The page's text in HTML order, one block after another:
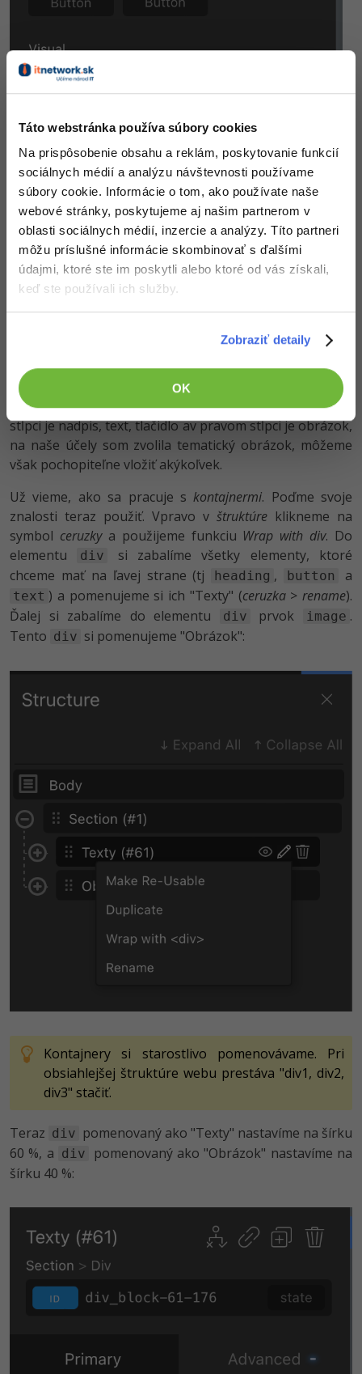
Táto webstránka používa súbory cookies
Na prispôsobenie obsahu a reklám, poskytovanie funkcií
sociálnych médií a analýzu návštevnosti používame
súbory cookie. Informácie o tom, ako používate naše
webové stránky, poskytujeme aj našim partnerom v
oblasti sociálnych médií, inzercie a analýzy. Títo partneri
môžu príslušné informácie skombinovať s ďalšími
údajmi, ktoré ste im poskytli alebo ktoré od vás získali,
keď ste používali ich služby.
Zobraziť detaily
OK
Skúsme si znalosti precvičiť a vytvoriť toto zadanie:
V zadaní máme dva stĺpce, poloha horizontálna, v ľavom
stĺpci je nadpis, text, tlačidlo av pravom stĺpci je obrázok,
na naše účely som zvolila tematický obrázok, môžeme
však pochopiteľne vložiť akýkoľvek.
Už vieme, ako sa pracuje skontajnermi. Poďme svoje
znalosti teraz použiť. Vpravo v štruktúre klikneme na
symbol ceruzkya použijeme funkciu Wrap with div. Do
elementu
div
si zabalíme všetky elementy, ktoré
chceme mať na ľavej strane (tj
heading , button a
text ) a pomenujeme si ich "Texty" (ceruzka> rename).
Ďalej si zabalíme do elementu
div prvok image .
Tento div si pomenujeme "Obrázok":
Kontajnery si starostlivo pomenovávame. Pri
obsiahlejšej štruktúre webu prestáva "div1, div2,
div3" stačiť.
Teraz div pomenovaný ako "Texty" nastavíme na šírku
60 %, a div
pomenovaný ako "Obrázok" nastavíme na
šírku 40 %: